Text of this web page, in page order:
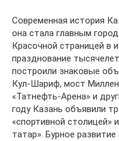
Современная история
она стала главным
Красочной страницей в
празднование
построили знаковые
Кул-Шариф, мост
«Татнефть-Арена» и
году Казань объявили
«спортивной столицей»
татар». Бурное